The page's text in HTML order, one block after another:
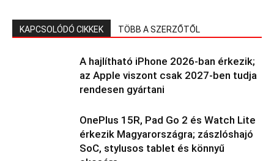
KAPCSOLÓDÓ CIKKEK TÖBB A SZERZŐTŐL
A hajlítható iPhone 2026-ban érkezik;
az Apple viszont csak 2027-ben tudja
rendesen gyártani
OnePlus 15R, Pad Go 2 és Watch Lite
érkezik Magyarországra; zászlóshajó
SoC, stylusos tablet és könnyű